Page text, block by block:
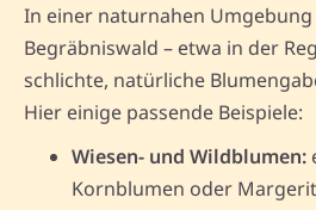
In einer naturnahen Umgebung
Begräbniswald – etwa in der
schlichte, natürliche
Hier einige passende Beispiele:
Wiesen- und Wildblumen:
Kornblumen oder